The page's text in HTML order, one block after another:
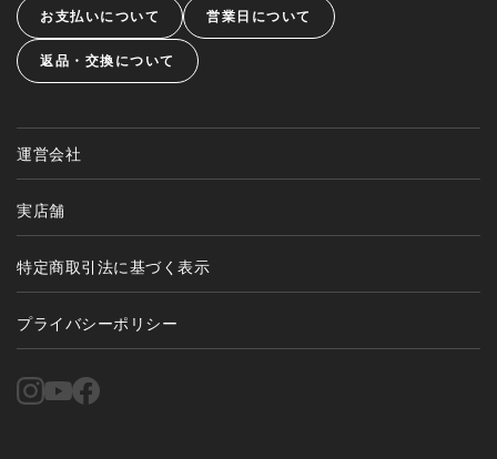
お支払いについて 営業日について
返品・交換について
運営会社
実店舗
特定商取引法に基づく表示
プライバシーポリシー